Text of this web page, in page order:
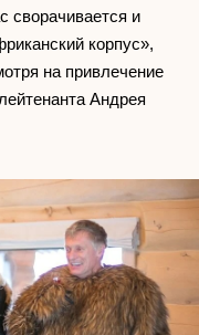
сворачивается и
корпус»,
на привлечение
Андрея